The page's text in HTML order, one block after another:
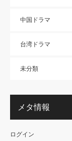
中国ドラマ
台湾ドラマ
未分類
メタ情報
ログイン